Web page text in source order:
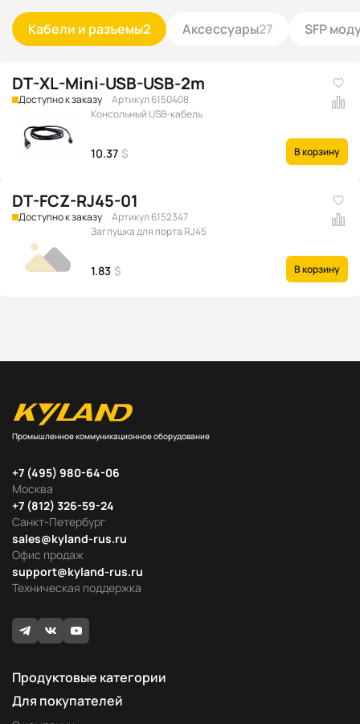
Кабели и разъемы2 Аксессуары27 SFP
DT-XL-Mini-USB-USB-2m
Доступно к заказу
Артикул 6150408
Консольный USB-кабель
10.37 $ В корзину
DT-FCZ-RJ45-01
Доступно к заказу
Артикул 6152347
Заглушка для порта RJ45
1.83 $ В корзину
Промышленное коммуникационное оборудование
Москва
+7 (495) 980-64-06
Офис продаж
sales@kyland-rus.ru
Санкт-Петербург
+7 (812) 326-59-24
Техническая поддержка
support@kyland-rus.ru
Продуктовые категории
Для покупателей